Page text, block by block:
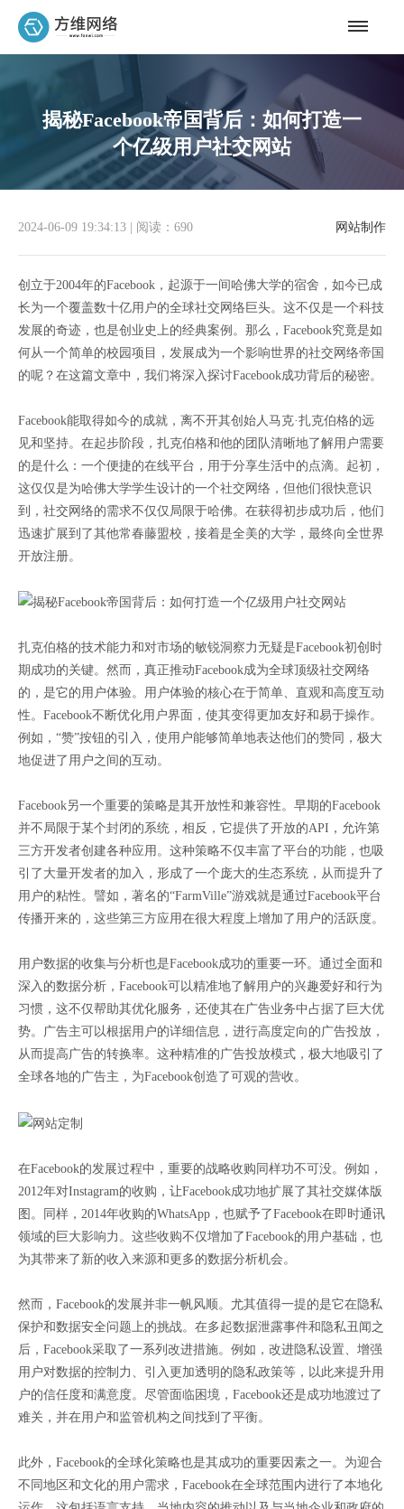
揭秘Facebook帝国背后：如何打造一
个亿级用户社交网站
网站制作
2024-06-09 19:34:13 阅读：690
创立于2004年的Facebook，起源于一间哈佛大学的宿舍，如今已成
长为一个覆盖数十亿用户的全球社交网络巨头。这不仅是一个科技
发展的奇迹，也是创业史上的经典案例。那么，Facebook究竟是如
何从一个简单的校园项目，发展成为一个影响世界的社交网络帝国
的呢？在这篇文章中，我们将深入探讨Facebook成功背后的秘密。
Facebook能取得如今的成就，离不开其创始人马克·扎克伯格的远
见和坚持。在起步阶段，扎克伯格和他的团队清晰地了解用户需要
的是什么：一个便捷的在线平台，用于分享生活中的点滴。起初，
这仅仅是为哈佛大学学生设计的一个社交网络，但他们很快意识
到，社交网络的需求不仅仅局限于哈佛。在获得初步成功后，他们
迅速扩展到了其他常春藤盟校，接着是全美的大学，最终向全世界
开放注册。
扎克伯格的技术能力和对市场的敏锐洞察力无疑是Facebook初创时
期成功的关键。然而，真正推动Facebook成为全球顶级社交网络
的，是它的用户体验。用户体验的核心在于简单、直观和高度互动
性。Facebook不断优化用户界面，使其变得更加友好和易于操作。
例如，“赞”按钮的引入，使用户能够简单地表达他们的赞同，极大
地促进了用户之间的互动。
Facebook另一个重要的策略是其开放性和兼容性。早期的Facebook
并不局限于某个封闭的系统，相反，它提供了开放的API，允许第
三方开发者创建各种应用。这种策略不仅丰富了平台的功能，也吸
引了大量开发者的加入，形成了一个庞大的生态系统，从而提升了
用户的粘性。譬如，著名的“FarmVille”游戏就是通过Facebook平台
传播开来的，这些第三方应用在很大程度上增加了用户的活跃度。
用户数据的收集与分析也是Facebook成功的重要一环。通过全面和
深入的数据分析，Facebook可以精准地了解用户的兴趣爱好和行为
习惯，这不仅帮助其优化服务，还使其在广告业务中占据了巨大优
势。广告主可以根据用户的详细信息，进行高度定向的广告投放，
从而提高广告的转换率。这种精准的广告投放模式，极大地吸引了
全球各地的广告主，为Facebook创造了可观的营收。
在Facebook的发展过程中，重要的战略收购同样功不可没。例如，
2012年对Instagram的收购，让Facebook成功地扩展了其社交媒体版
图。同样，2014年收购的WhatsApp，也赋予了Facebook在即时通讯
领域的巨大影响力。这些收购不仅增加了Facebook的用户基础，也
为其带来了新的收入来源和更多的数据分析机会。
然而，Facebook的发展并非一帆风顺。尤其值得一提的是它在隐私
保护和数据安全问题上的挑战。在多起数据泄露事件和隐私丑闻之
后，Facebook采取了一系列改进措施。例如，改进隐私设置、增强
用户对数据的控制力、引入更加透明的隐私政策等，以此来提升用
户的信任度和满意度。尽管面临困境，Facebook还是成功地渡过了
难关，并在用户和监管机构之间找到了平衡。
此外，Facebook的全球化策略也是其成功的重要因素之一。为迎合
不同地区和文化的用户需求，Facebook在全球范围内进行了本地化